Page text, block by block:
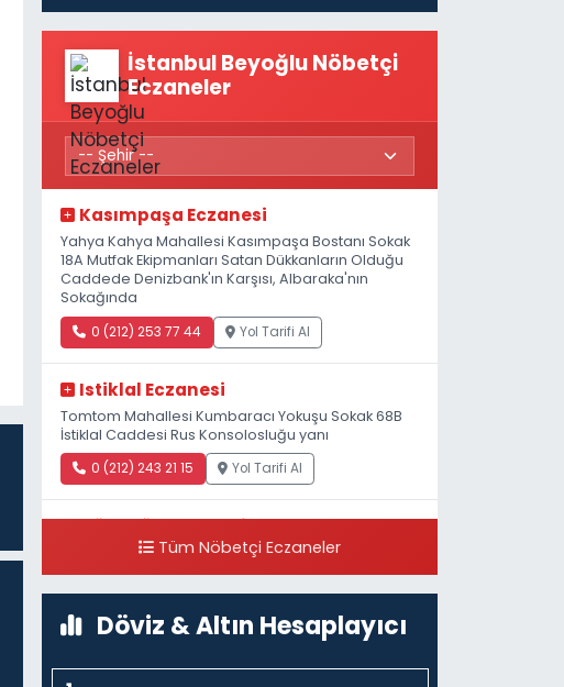
İstanbul Beyoğlu Nöbetçi
Eczaneler
Kasımpaşa Eczanesi
Yahya Kahya Mahallesi Kasımpaşa Bostanı Sokak
18A Mutfak Ekipmanları Satan Dükkanların Olduğu
Caddede Denizbank'ın Karşısı, Albaraka'nın
Sokağında
0 (212) 253 77 44 Yol Tarifi Al
Istiklal Eczanesi
Tomtom Mahallesi Kumbaracı Yokuşu Sokak 68B
İstiklal Caddesi Rus Konsolosluğu yanı
0 (212) 243 21 15 Yol Tarifi Al
Güleryüz Eczanesi
Piripaşa Mahallesi Şaban Deresi Sokak 7 D Koç
Müzesi Arkası-kalaycıbahçe Meydana Doğru
Tüm Nöbetçi Eczaneler
Döviz & Altın Hesaplayıcı